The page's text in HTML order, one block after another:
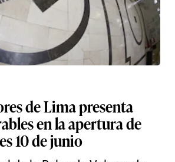
de Lima presenta
en la apertura de
10 de junio